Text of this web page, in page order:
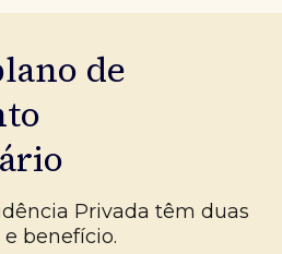
de
Privada têm duas
benefício.